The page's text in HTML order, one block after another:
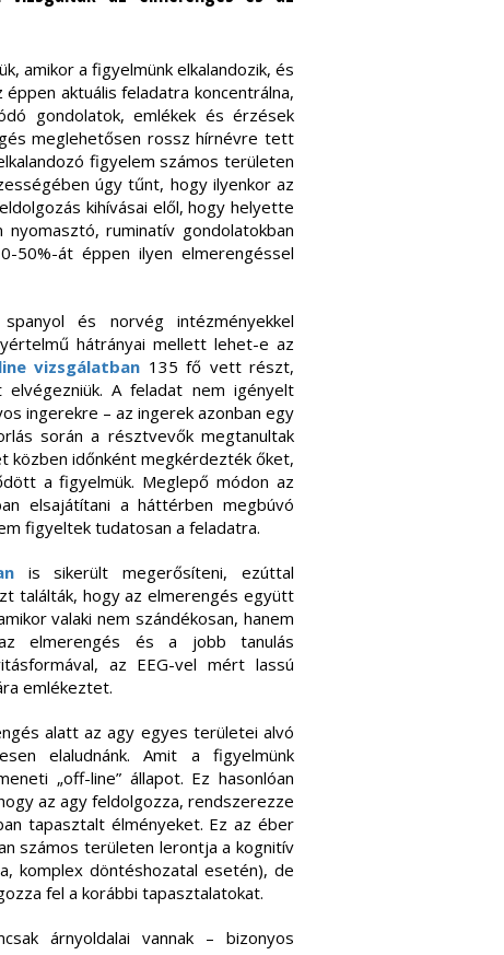
amikor a figyelmünk elkalandozik, és
aktuális feladatra koncentrálna,
gondolatok, emlékek és érzések
meglehetősen rossz hírnévre tett
figyelem számos területen
úgy tűnt, hogy ilyenkor az
kihívásai elől, hogy helyette
ruminatív gondolatokban
50%-át éppen ilyen elmerengéssel
és norvég intézményekkel
hátrányai mellett lehet-e az
vizsgálatban 135 fő vett részt,
A feladat nem igényelt
ingerekre – az ingerek azonban egy
során a résztvevők megtanultak
közben időnként megkérdezték őket,
a figyelmük. Meglepő módon az
elsajátítani a háttérben megbúvó
figyeltek tudatosan a feladatra.
is sikerült megerősíteni, ezúttal
találták, hogy az elmerengés együtt
valaki nem szándékosan, hanem
elmerengés és a jobb tanulás
az EEG-vel mért lassú
emlékeztet.
alatt az agy egyes területei alvó
elaludnánk. Amit a figyelmünk
„off-line” állapot. Ez hasonlóan
az agy feldolgozza, rendszerezze
tapasztalt élményeket. Ez az éber
számos területen lerontja a kognitív
komplex döntéshozatal esetén), de
fel a korábbi tapasztalatokat.
árnyoldalai vannak – bizonyos